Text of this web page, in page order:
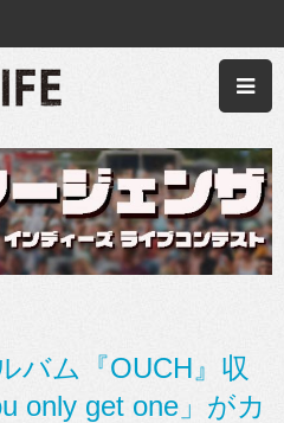
バム『OUCH』収
only get one」がカ